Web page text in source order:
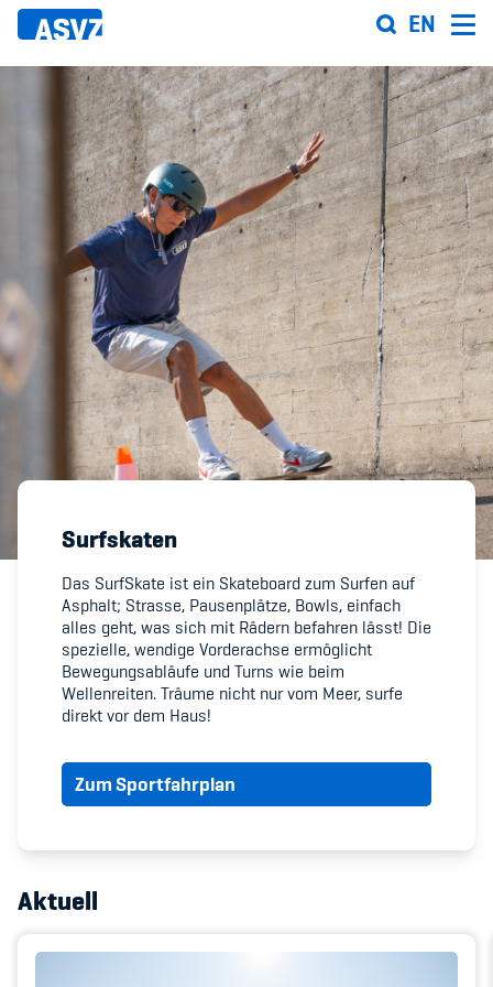
Direkt
zum
EN
Sportfahrplan
Sportarten
Sportanlagen
Events
ASVZ@home
Member's Manual / FAQ
Fairplay
Teilnahmeberechtigung
Academy
Blog
Diversität & Inklusion
Infomails
Surfskaten
Das SurfSkate ist ein Skateboard zum Surfen auf
Asphalt; Strasse, Pausenplätze, Bowls, einfach
alles geht, was sich mit Rädern befahren lässt! Die
spezielle, wendige Vorderachse ermöglicht
Bewegungsabläufe und Turns wie beim
Wellenreiten. Träume nicht nur vom Meer, surfe
direkt vor dem Haus!
Zum Sportfahrplan
Aktuell